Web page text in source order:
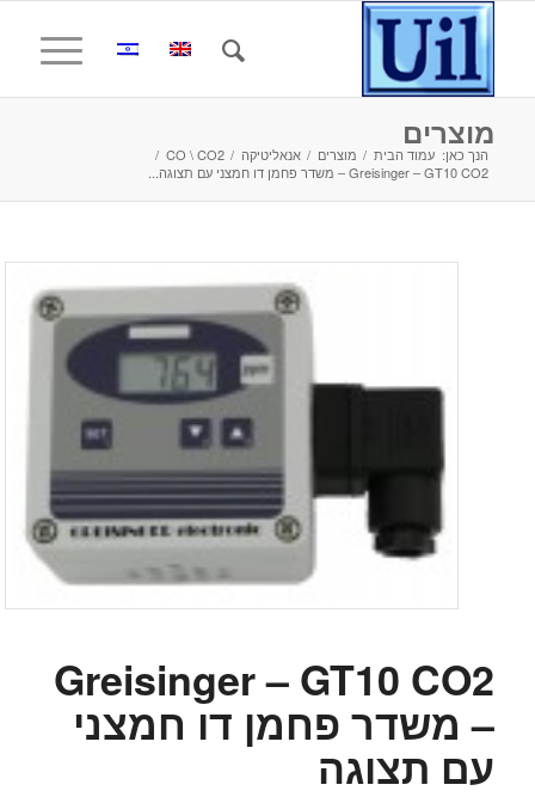
מוצרים
הנך כאן: עמוד הבית / מוצרים / אנאליטיקה /
CO \ CO2
/
Greisinger – GT10 CO2 – משדר פחמן דו חמצני עם תצוגה...
Greisinger – GT10 CO2
– משדר פחמן דו חמצני
עם תצוגה